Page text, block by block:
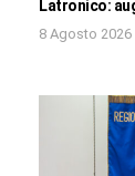
Latronico:
8 Agosto 2026